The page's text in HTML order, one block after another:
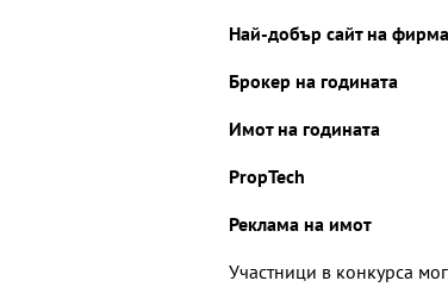
Най-добър сайт на
Брокер на годината
Имот на годината
PropTech
Реклама на имот
Участници в конкурса